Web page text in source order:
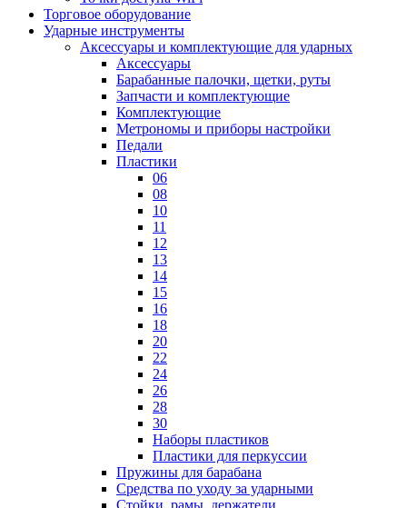
Торговое оборудование
Ударные инструменты
Аксессуары и комплектующие для ударных
Аксессуары
Барабанные палочки, щетки, руты
Запчасти и комплектующие
Комплектующие
Метрономы и приборы настройки
Педали
Пластики
06
08
10
11
12
13
14
15
16
18
20
22
24
26
28
30
Наборы пластиков
Пластики для перкуссии
Пружины для барабана
Средства по уходу за ударными
Стойки, рамы, держатели